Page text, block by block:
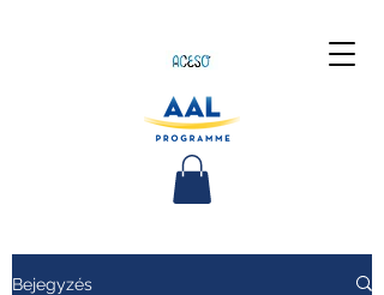
Bejegyzés